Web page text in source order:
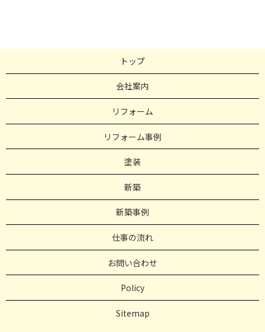
トップ
会社案内
リフォーム
リフォーム事例
塗装
新築
新築事例
仕事の流れ
お問い合わせ
Policy
Sitemap